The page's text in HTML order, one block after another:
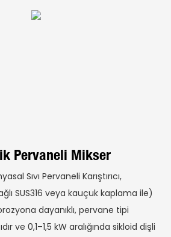
Pervaneli Mikser
Sıvı Pervaneli Karıştırıcı,
SUS316 veya kauçuk kaplama ile)
dayanıklı, pervane tipi
ve 0,1–1,5 kW aralığında sikloid dişli